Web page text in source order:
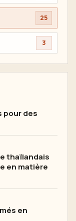
25
3
pour des
thaïlandais
en matière
en